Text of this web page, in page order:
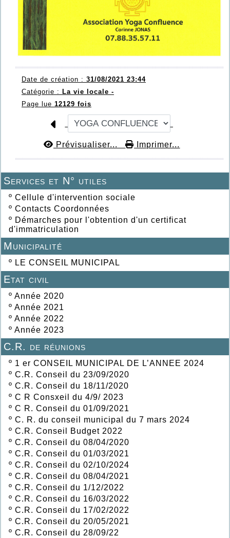
Services et N° utiles
º Cellule d'intervention sociale
º Contacts Coordonnées
º Démarches pour l'obtention d'un certificat
d'immatriculation
Municipalité
º LE CONSEIL MUNICIPAL
Etat civil
º Année 2020
º Année 2021
º Année 2022
º Année 2023
C.R. de réunions
º 1 er CONSEIL MUNICIPAL DE L’ANNEE 2024
º C.R. Conseil du 23/09/2020
º C.R. Conseil du 18/11/2020
º C R Consxeil du 4/9/ 2023
º C R. Conseil du 01/09/2021
º C. R. du conseil municipal du 7 mars 2024
º C.R. Conseil Budget 2022
º C.R. Conseil du 08/04/2020
º C.R. Conseil du 01/03/2021
º C.R. Conseil du 02/10/2024
º C.R. Conseil du 08/04/2021
º C.R. Conseil du 1/12/2022
º C.R. Conseil du 16/03/2022
º C.R. Conseil du 17/02/2022
º C.R. Conseil du 20/05/2021
º C.R. Conseil du 28/09/22
Date de création : 31/08/2021 23:44
Catégorie : La vie locale -
Page lue 12129 fois
Prévisualiser... Imprimer...